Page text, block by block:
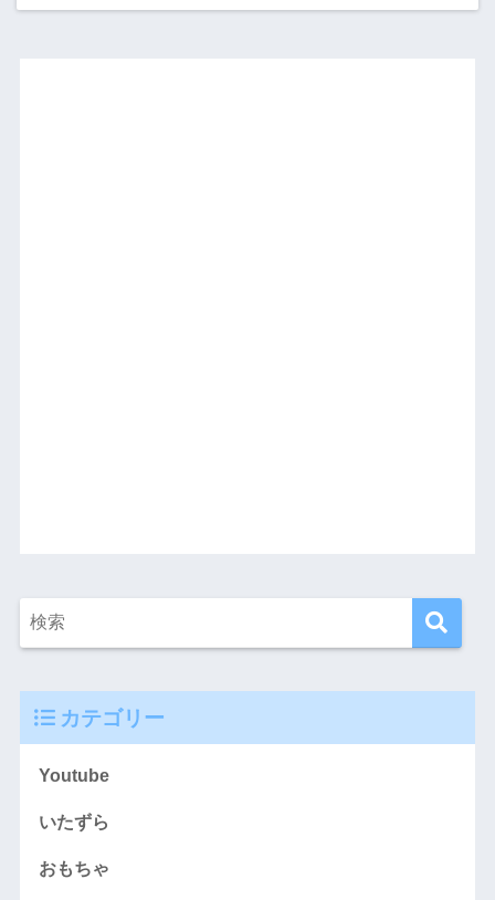
カテゴリー
Youtube
いたずら
おもちゃ